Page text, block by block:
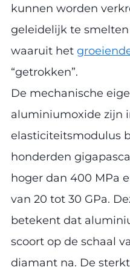
kunnen worden
geleidelijk te
waaruit het
“getrokken”.
De mechanische
aluminiumoxide zijn
elasticiteitsmodulus
honderden
hoger dan 400 MPa
van 20 tot 30 GPa.
betekent dat
scoort op de schaal
diamant na. De